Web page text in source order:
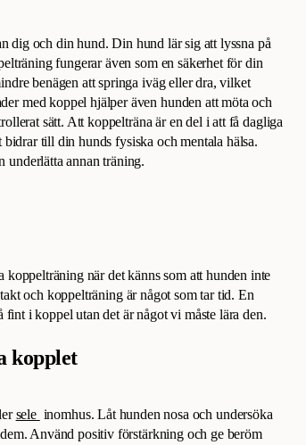
dig och din hund. Din hund lär sig att lyssna på
fungerar även som en säkerhet för din
benägen att springa iväg eller dra, vilket
med koppel hjälper även hunden att möta och
sätt. Att koppelträna är en del i att få dagliga
till din hunds fysiska och mentala hälsa.
underlätta annan träning.
koppelträning när det känns som att hunden inte
och koppelträning är något som tar tid. En
i koppel utan det är något vi måste lära den.
kopplet
sele inomhus. Låt hunden nosa och undersöka
Använd positiv förstärkning och ge beröm